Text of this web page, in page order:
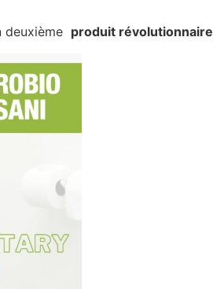
deuxième produit révolutionnaire